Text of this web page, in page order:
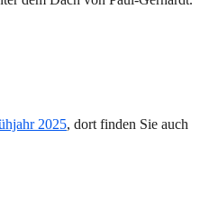
2025, dort finden Sie auch